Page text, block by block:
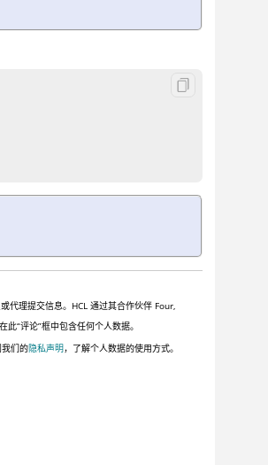
代理提交信息。HCL 通过其合作伙伴 Four,
此“评论”框中包含任何个人数据。
们的隐私声明，了解个人数据的使用方式。